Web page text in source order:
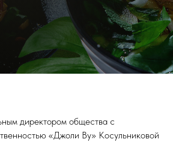
директором общества с
«Джоли Ву» Косульниковой